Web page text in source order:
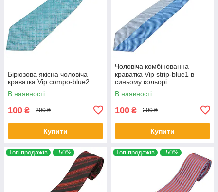
Бірюзова якісна чоловіча
краватка Vip compo-blue2
В наявності
100 ₴ 200 ₴
Купити
Чоловіча комбінованна
краватка Vip strip-blue1 в
синьому кольорі
В наявності
100 ₴ 200 ₴
Купити
Топ продажів –50% Топ продажів –50%